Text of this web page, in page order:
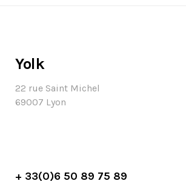
Yolk
22 rue Saint Michel
69007 Lyon
+ 33(0)6 50 89 75 89